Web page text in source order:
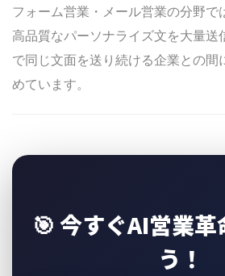
フォーム営業・メール営業の分野で
高品質なパーソナライズ文を大量送
で同じ文面を送り続ける企業との間
めています。
🎯 今すぐAI営業
う！